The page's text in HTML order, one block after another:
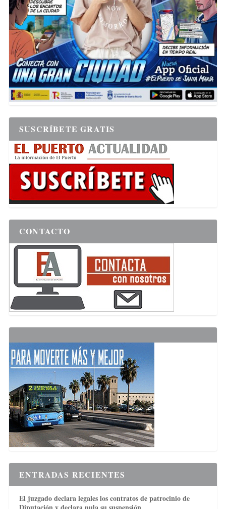
SUSCRÍBETE GRATIS
CONTACTO
ENTRADAS RECIENTES
El juzgado declara legales los contratos de patrocinio de